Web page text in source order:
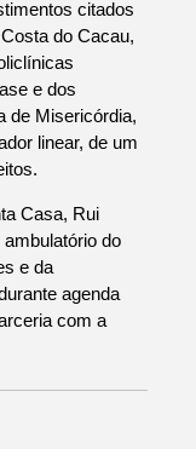
citados
do Cacau,
e dos
de Misericórdia,
linear, de um
Casa, Rui
do
e da
agenda
com a